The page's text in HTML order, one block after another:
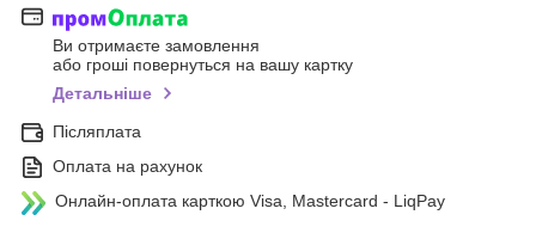
Ви отримаєте замовлення
або гроші повернуться на вашу картку
Детальніше
Післяплата
Оплата на рахунок
Онлайн-оплата карткою Visa, Mastercard - LiqPay